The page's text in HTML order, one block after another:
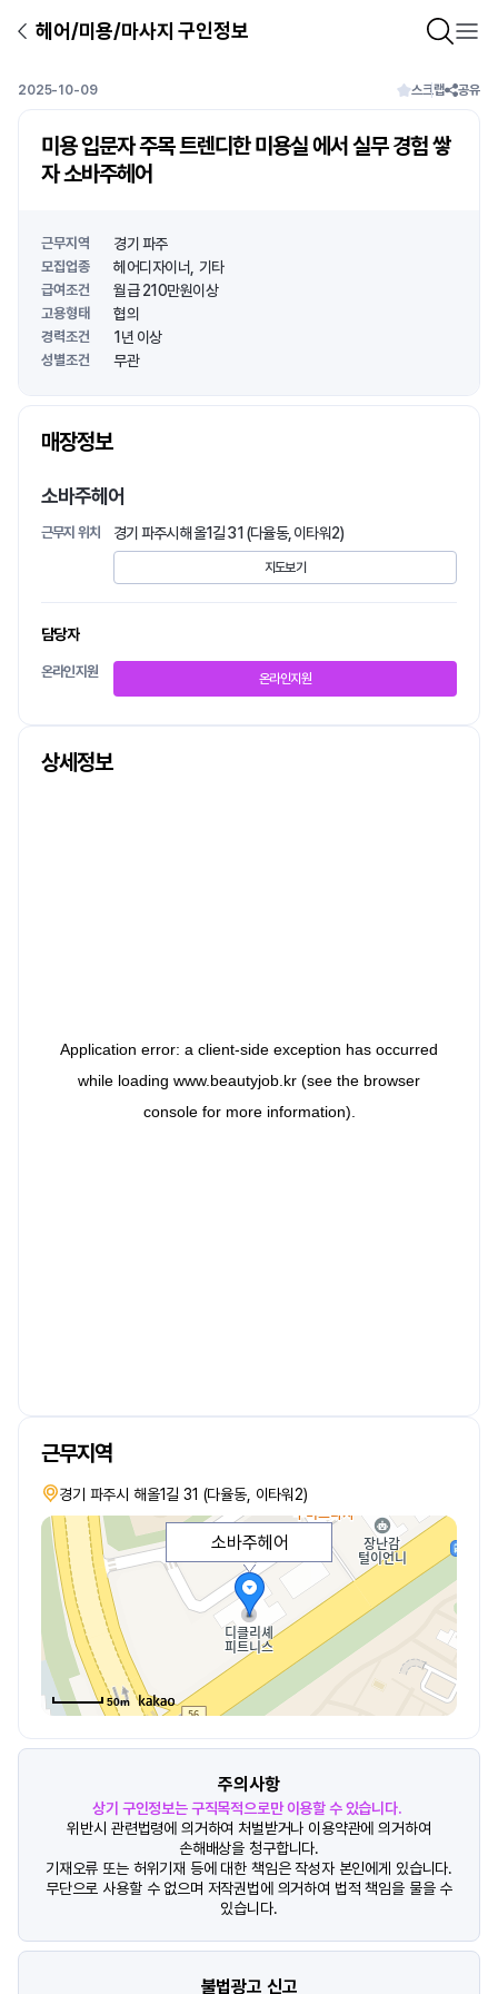
헤어/미용/마사지 구인정보
2025-10-09 스크랩 공유
미용 입문자 주목 트렌디한 미용실 에서 실무 경험 쌓
자 소바주헤어
근무지역 경기 파주
모집업종 헤어디자이너 기타
급여조건 월급 210만원이상
고용형태 협의
경력조건 1년 이상
성별조건 무관
매장정보
소바주헤어
근무지 위치 경기 파주시 해올1길 31 (다율동, 이타워2)
지도보기
담당자
온라인지원 온라인지원
상세정보
근무지역
경기 파주시 해올1길 31 (다율동, 이타워2)
소바주헤어
50m
주의사항
상기 구인정보는 구직목적으로만 이용할 수 있습니다.
위반시 관련법령에 의거하여 처벌받거나 이용약관에 의거하여
손해배상을 청구합니다.
기재오류 또는 허위기재 등에 대한 책임은 작성자 본인에게 있습니다.
무단으로 사용할 수 없으며 저작권법에 의거하여 법적 책임을 물을 수
있습니다.
불법광고 신고